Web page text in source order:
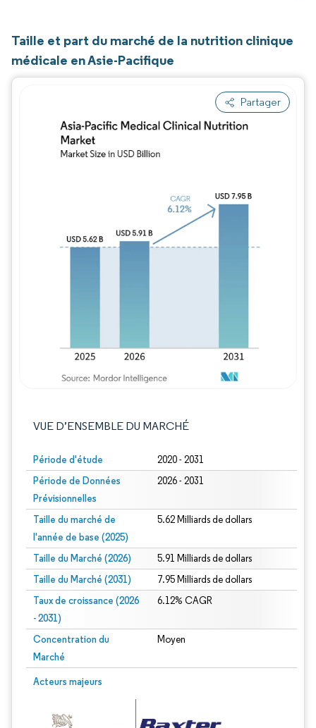
Taille et part du marché de la nutrition clinique
médicale en Asie-Pacifique
Partager
VUE D’ENSEMBLE DU MARCHÉ
Période d'étude 2020 - 2031
Période de Données
Prévisionnelles
2026 - 2031
Taille du marché de
l'année de base (2025)
5.62 Milliards de dollars
Taille du Marché (2026) 5.91 Milliards de dollars
Taille du Marché (2031) 7.95 Milliards de dollars
Taux de croissance (2026
- 2031)
6.12% CAGR
Concentration du
Marché
Moyen
Acteurs majeurs
Image © Mordor Intelligence. La réutilisation nécessite une attribution sous CC